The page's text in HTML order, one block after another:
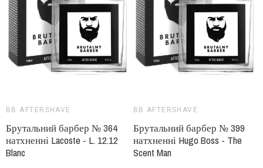
BB AFTERSHAVE
Брутальний барбер № 364
натхненні Lacoste - L. 12.12
Blanc
BB AFTERSHAVE
Брутальний барбер № 399
натхненні Hugo Boss - The
Scent Man